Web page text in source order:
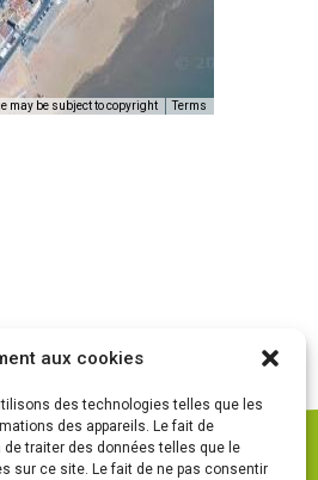
aux cookies
des technologies telles que les
des appareils. Le fait de
traiter des données telles que le
sur ce site. Le fait de ne pas consentir
may be subject to copyright Terms